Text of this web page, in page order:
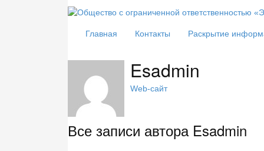
Главная Контакты Раскрытие
Esadmin
Web-сайт
Все записи автора Esadmin